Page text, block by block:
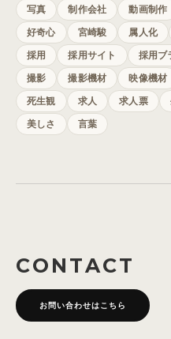
写真 制作会社 動画制作
好奇心 宮崎駿 属人化
採用 採用サイト 採用ブ
撮影 撮影機材 映像機材
死生観 求人 求人票
美しさ 言葉
CONTACT
お問い合わせはこちら